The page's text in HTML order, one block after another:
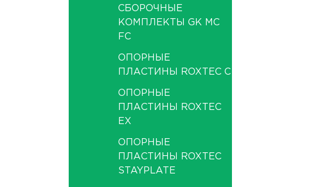
СБОРОЧНЫЕ
КОМПЛЕКТЫ GK MC
FC
ОПОРНЫЕ
ПЛАСТИНЫ ROXTEC C
ОПОРНЫЕ
ПЛАСТИНЫ ROXTEC
EX
ОПОРНЫЕ
ПЛАСТИНЫ ROXTEC
STAYPLATE